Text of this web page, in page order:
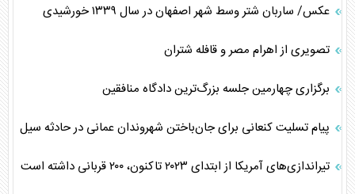
عکس/ ساربان شتر وسط شهر اصفهان در سال ۱۳۳۹ خورشیدی
تصویری از اهرام مصر و قافله شتران
برگزاری چهارمین جلسه بزرگ‌ترین دادگاه منافقین
پیام تسلیت کنعانی برای جان‌باختن شهروندان عمانی در حادثه سیل
تیراندازی‌های آمریکا از ابتدای ۲۰۲۳ تاکنون، ۲۰۰ قربانی داشته است